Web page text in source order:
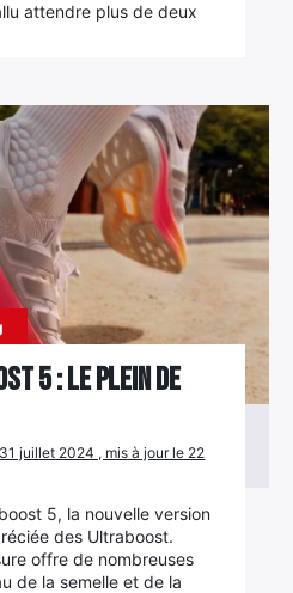
attendre plus de deux
5 : le plein de
juillet 2024 , mis à jour le 22
5, la nouvelle version
des Ultraboost.
offre de nombreuses
de la semelle et de la